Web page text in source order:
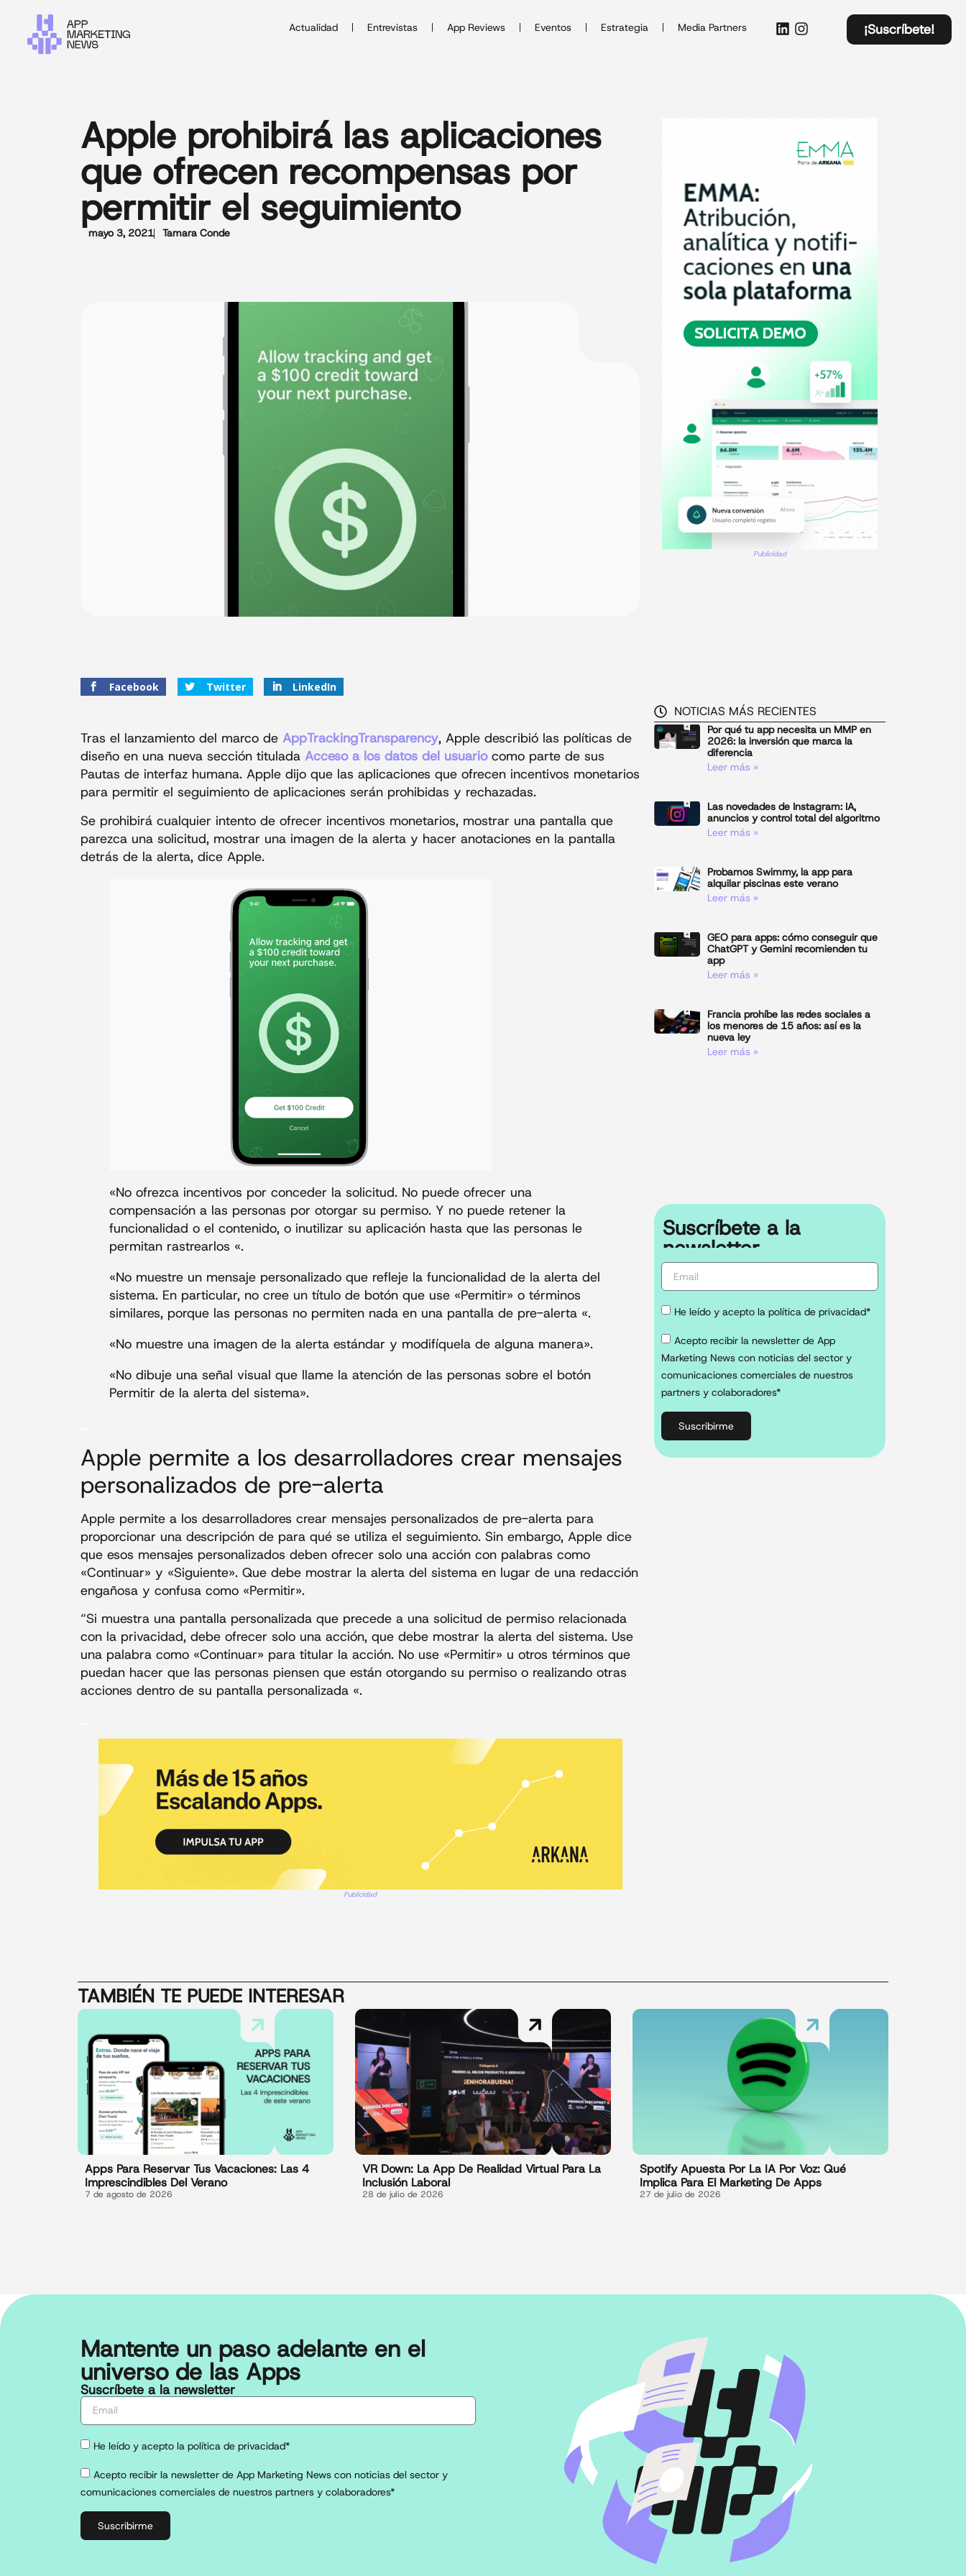
Actualidad Entrevistas App Reviews Eventos Estrategia Media Partners ¡Suscríbete!
Apple prohibirá las aplicaciones
que ofrecen recompensas por
permitir el seguimiento
mayo 3, 2021 Tamara Conde
Facebook Twitter LinkedIn
Tras el lanzamiento del marco de AppTrackingTransparency, Apple describió las políticas de
diseño en una nueva sección titulada Acceso a los datos del usuariocomo parte de sus
Pautas de interfaz humana. Apple dijo que las aplicaciones que ofrecen incentivos monetarios
para permitir el seguimiento de aplicaciones serán prohibidas y rechazadas.
Se prohibirá cualquier intento de ofrecer incentivos monetarios, mostrar una pantalla que
parezca una solicitud, mostrar una imagen de la alerta y hacer anotaciones en la pantalla
detrás de la alerta, dice Apple.
«No ofrezca incentivos por conceder la solicitud. No puede ofrecer una
compensación a las personas por otorgar su permiso. Y no puede retener la
funcionalidad o el contenido, o inutilizar su aplicación hasta que las personas le
permitan rastrearlos «.
«No muestre un mensaje personalizado que refleje la funcionalidad de la alerta del
sistema. En particular, no cree un título de botón que use «Permitir» o términos
similares, porque las personas no permiten nada en una pantalla de pre-alerta «.
«No muestre una imagen de la alerta estándar y modifíquela de alguna manera».
«No dibuje una señal visual que llame la atención de las personas sobre el botón
Permitir de la alerta del sistema».
Apple permite a los desarrolladores crear mensajes
personalizados de pre-alerta
Apple permite a los desarrolladores crear mensajes personalizados de pre-alerta para
proporcionar una descripción de para qué se utiliza el seguimiento. Sin embargo, Apple dice
que esos mensajes personalizados deben ofrecer solo una acción con palabras como
«Continuar» y «Siguiente». Que debe mostrar la alerta del sistema en lugar de una redacción
engañosa y confusa como «Permitir».
“Si muestra una pantalla personalizada que precede a una solicitud de permiso relacionada
con la privacidad, debe ofrecer solo una acción, que debe mostrar la alerta del sistema. Use
una palabra como «Continuar» para titular la acción. No use «Permitir» u otros términos que
puedan hacer que las personas piensen que están otorgando su permiso o realizando otras
acciones dentro de su pantalla personalizada «.
Publicidad
Publicidad
NOTICIAS MÁS RECIENTES
Por qué tu app necesita un MMP en
2026: la inversión que marca la
diferencia
Leer más »
Las novedades de Instagram: IA,
anuncios y control total del algoritmo
Leer más »
Probamos Swimmy, la app para
alquilar piscinas este verano
Leer más »
GEO para apps: cómo conseguir que
ChatGPT y Gemini recomienden tu
app
Leer más »
Francia prohíbe las redes sociales a
los menores de 15 años: así es la
nueva ley
Leer más »
Suscríbete a la
newsletter
He leído y acepto la política de privacidad*
Acepto recibir la newsletter de App
Marketing News con noticias del sector y
comunicaciones comerciales de nuestros
partners y colaboradores*
Suscribirme
TAMBIÉN TE PUEDE INTERESAR
Apps Para Reservar Tus Vacaciones: Las 4
Imprescindibles Del Verano
7 de agosto de 2026
VR Down: La App De Realidad Virtual Para La
Inclusión Laboral
28 de julio de 2026
Spotify Apuesta Por La IA Por Voz: Qué
Implica Para El Marketing De Apps
27 de julio de 2026
Mantente un paso adelante en el
universo de las Apps
Suscríbete a la newsletter
He leído y acepto la política de privacidad*
Acepto recibir la newsletter de App Marketing News con noticias del sector y
comunicaciones comerciales de nuestros partners y colaboradores*
Suscribirme